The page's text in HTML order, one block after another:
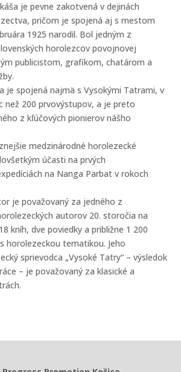
je pevne zakotvená v dejinách
pričom je spojená aj s mestom
1925 narodil. Bol jedným z
horolezcov povojnovej
publicistom, grafikom, chatárom a
je spojená najmä s Vysokými Tatrami, v
než 200 prvovýstupov, a je preto
z kľúčových pionierov nášho
medzinárodné horolezecké
účasti na prvých
na Nanga Parbat v rokoch
je považovaný za jedného z
autorov 20. storočia na
kníh, dve poviedky a približne 1 200
horolezeckou tematikou. Jeho
sprievodca „Vysoké Tatry“ – výsledok
– je považovaný za klasické a